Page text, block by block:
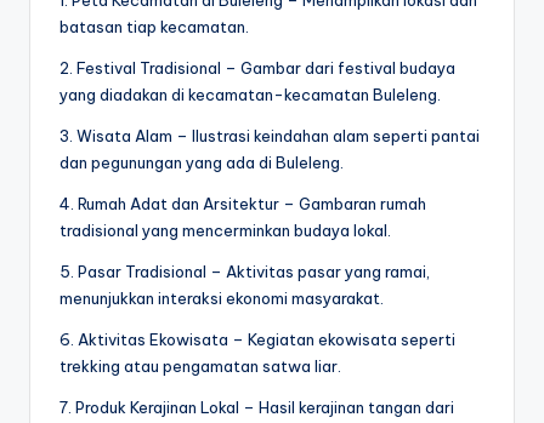
batasan tiap kecamatan.
2. Festival Tradisional – Gambar dari festival budaya
yang diadakan di kecamatan-kecamatan Buleleng.
3. Wisata Alam – Ilustrasi keindahan alam seperti pantai
dan pegunungan yang ada di Buleleng.
4. Rumah Adat dan Arsitektur – Gambaran rumah
tradisional yang mencerminkan budaya lokal.
5. Pasar Tradisional – Aktivitas pasar yang ramai,
menunjukkan interaksi ekonomi masyarakat.
6. Aktivitas Ekowisata – Kegiatan ekowisata seperti
trekking atau pengamatan satwa liar.
7. Produk Kerajinan Lokal – Hasil kerajinan tangan dari